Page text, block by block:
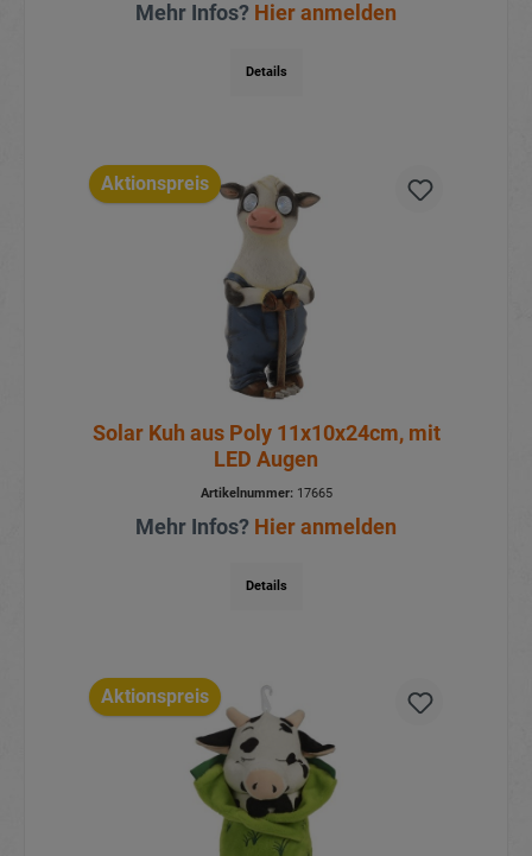
Mehr Infos? Hier anmelden
Details
Aktionspreis
Solar Kuh aus Poly 11x10x24cm, mit
LED Augen
Artikelnummer:17665
Mehr Infos? Hier anmelden
Details
Aktionspreis